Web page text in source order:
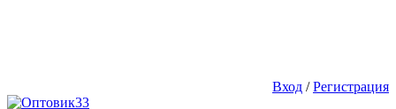
Вход /Регистрация